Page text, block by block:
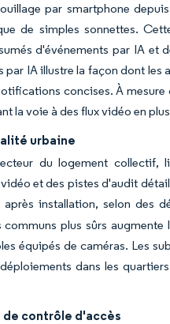
par smartphone
de simples sonnettes.
d'événements par IA et
par IA illustre la façon dont
concises. À
la voie à des flux vidéo en
urbaine
du logement
et des pistes d'audit
installation, selon des
plus sûrs
équipés de caméras. Les
dans les
contrôle d'accès